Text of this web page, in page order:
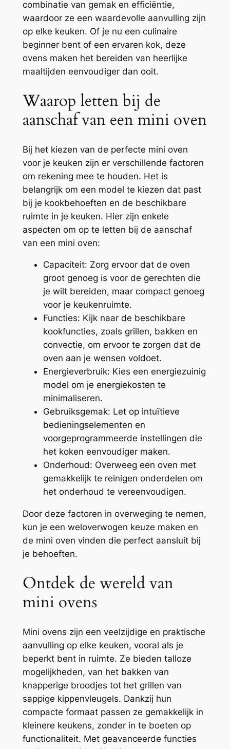
combinatie van gemak en efficiëntie,
waardoor ze een waardevolle aanvulling zijn
op elke keuken. Of je nu een culinaire
beginner bent of een ervaren kok, deze
ovens maken het bereiden van heerlijke
maaltijden eenvoudiger dan ooit.
Waarop letten bij de
aanschaf van een mini oven
Bij het kiezen van de perfecte mini oven
voor je keuken zijn er verschillende factoren
om rekening mee te houden. Het is
belangrijk om een model te kiezen dat past
bij je kookbehoeften en de beschikbare
ruimte in je keuken. Hier zijn enkele
aspecten om op te letten bij de aanschaf
van een mini oven:
Capaciteit: Zorg ervoor dat de oven
groot genoeg is voor de gerechten die
je wilt bereiden, maar compact genoeg
voor je keukenruimte.
Functies: Kijk naar de beschikbare
kookfuncties, zoals grillen, bakken en
convectie, om ervoor te zorgen dat de
oven aan je wensen voldoet.
Energieverbruik: Kies een energiezuinig
model om je energiekosten te
minimaliseren.
Gebruiksgemak: Let op intuïtieve
bedieningselementen en
voorgeprogrammeerde instellingen die
het koken eenvoudiger maken.
Onderhoud: Overweeg een oven met
gemakkelijk te reinigen onderdelen om
het onderhoud te vereenvoudigen.
Door deze factoren in overweging te nemen,
kun je een weloverwogen keuze maken en
de mini oven vinden die perfect aansluit bij
je behoeften.
Ontdek de wereld van
mini ovens
Mini ovens zijn een veelzijdige en praktische
aanvulling op elke keuken, vooral als je
beperkt bent in ruimte. Ze bieden talloze
mogelijkheden, van het bakken van
knapperige broodjes tot het grillen van
sappige kippenvleugels. Dankzij hun
compacte formaat passen ze gemakkelijk in
kleinere keukens, zonder in te boeten op
functionaliteit. Met geavanceerde functies